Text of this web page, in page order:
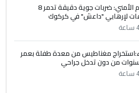
الإعلام الأمني: ضربات جوية دقيقة تدمر 8
لإرهابي "داعش" في كركوك
مغناطيس من معدة طفلة بعمر
من دون تدخل جراحي